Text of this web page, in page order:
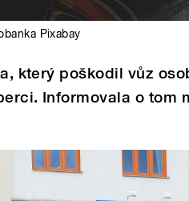
Pixabay
který poškodil vůz
Informovala o tom